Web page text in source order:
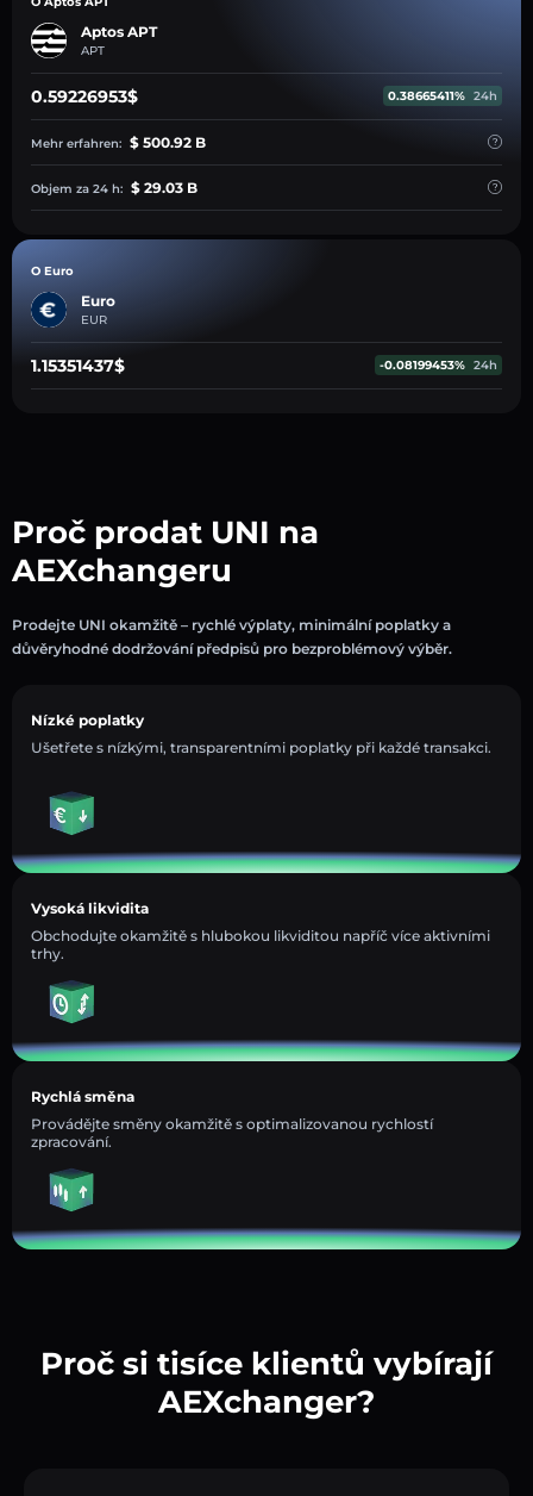
Aptos APT
APT
0.59226953$ 0.38665411% 24h
Mehr erfahren: $ 500.92 B
Objem za 24 h: $ 29.03 B
O Euro
Euro
EUR
1.15351437$ -0.08199453% 24h
Proč prodat UNI na
AEXchangeru
Prodejte UNI okamžitě – rychlé výplaty, minimální poplatky a
důvěryhodné dodržování předpisů pro bezproblémový výběr.
Nízké poplatky
Ušetřete s nízkými, transparentními poplatky při každé transakci.
Vysoká likvidita
Obchodujte okamžitě s hlubokou likviditou napříč více aktivními
trhy.
Rychlá směna
Provádějte směny okamžitě s optimalizovanou rychlostí
zpracování.
Proč si tisíce klientů vybírají
AEXchanger?